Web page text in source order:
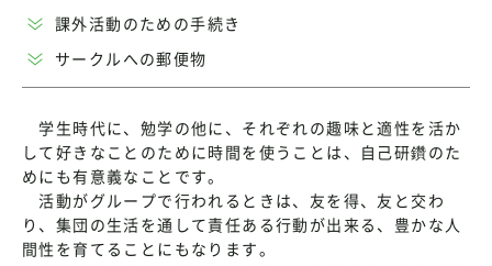
課外活動のための手続き
サークルへの郵便物
学生時代に、勉学の他に、それぞれの趣味と適性を活か
して好きなことのために時間を使うことは、自己研鑽のた
めにも有意義なことです。
活動がグループで行われるときは、友を得、友と交わ
り、集団の生活を通して責任ある行動が出来る、豊かな人
間性を育てることにもなります。